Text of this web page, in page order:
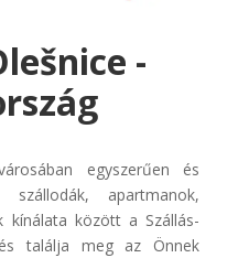
-
egyszerűen és
apartmanok,
kínálata között a Szállás-
találja meg az Önnek